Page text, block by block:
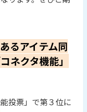
るアイテム同
ネクタ機能」
投票」で第３位に